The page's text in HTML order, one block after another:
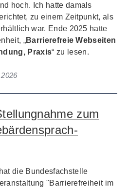
hoch. Ich hatte damals
zu einem Zeitpunkt, als
war. Ende 2025 hatte
„Barrierefreie Webseiten
Praxis“ zu lesen.
zum
die Bundesfachstelle
"Barrierefreiheit im